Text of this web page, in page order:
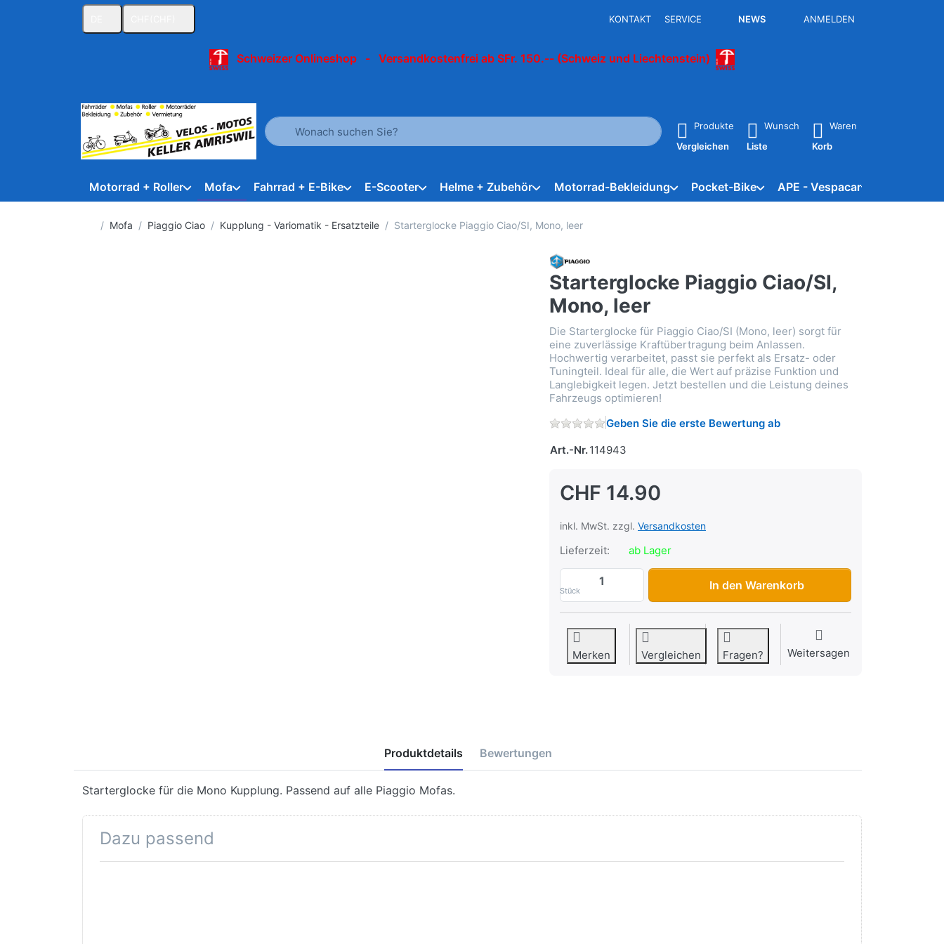
KONTAKT SERVICE NEWS ANMELDEN
Schweizer Onlineshop - Versandkostenfrei ab SFr. 150.-- (Schweiz und Liechtenstein)
Geben Sie einen Suchbegriff ein. Während Sie tippen, erscheinen automatisch erste Ergebnisse. Drücken Sie die Eingabetaste, um alle
Produkte
Vergleichen
Wunsch
Liste
Waren
Korb
Motorrad + Roller Mofa Fahrrad + E-Bike E-Scooter Helme + Zubehör Motorrad-Bekleidung Pocket-Bike APE - Vespacar
Startseite
Mofa Piaggio Ciao Kupplung - Variomatik - Ersatzteile Starterglocke Piaggio Ciao/SI, Mono, leer
Starterglocke Piaggio Ciao/SI,
Mono, leer
Die Starterglocke für Piaggio Ciao/SI (Mono, leer) sorgt für
eine zuverlässige Kraftübertragung beim Anlassen.
Hochwertig verarbeitet, passt sie perfekt als Ersatz- oder
Tuningteil. Ideal für alle, die Wert auf präzise Funktion und
Langlebigkeit legen. Jetzt bestellen und die Leistung deines
Fahrzeugs optimieren!
Geben Sie die erste Bewertung ab
Art.-Nr.114943
CHF 14.90
inkl. MwSt. zzgl. Versandkosten
Lieferzeit: ab Lager
Stück
Starterglocke Piaggio Ciao/SI, Mono, leer zu CHF 14.90,
In den Warenkorb
Merken Vergleichen Fragen? Weitersagen
Produktdetails Bewertungen
Starterglocke für die Mono Kupplung. Passend auf alle Piaggio Mofas.
Dazu passend